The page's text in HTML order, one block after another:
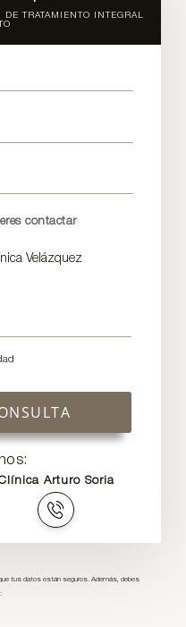
TRATAMIENTO INTEGRAL
contactar
Velázquez
Arturo Soria
que tus datos están seguros. Además, debes